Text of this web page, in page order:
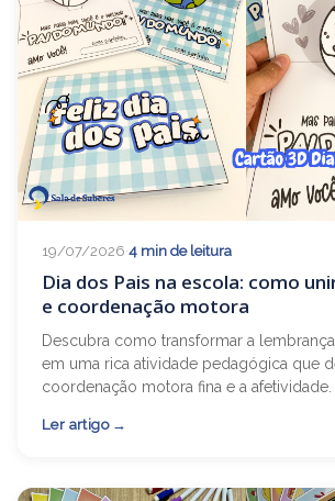
19/07/2026·4 min de leitura
Dia dos Pais na escola: como
e coordenação motora
Descubra como transformar a
em uma rica atividade pedagógica que
coordenação motora fina e a afetividade.
Ler artigo